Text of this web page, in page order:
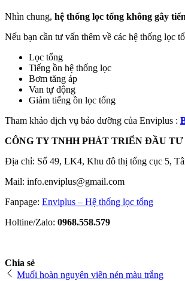
Nhìn chung, hệ thống lọc tổng không gây
Nếu bạn cần tư vấn thêm về các hệ thống lọc
Lọc tổng
Tiếng ồn hệ thống lọc
Bơm tăng áp
Van tự động
Giảm tiếng ồn lọc tổng
Tham khảo dịch vụ bảo dưỡng của Enviplus :
CÔNG TY TNHH PHÁT TRIỂN ĐẦU
Địa chỉ: Số 49, LK4, Khu đô thị tổng cục 5,
Mail: info.enviplus@gmail.com
Fanpage: Enviplus – Hệ thống lọc tổng
Holtine/Zalo: 0968.558.579
Chia sẻ
Muối hoàn nguyên viên nén màu trắng